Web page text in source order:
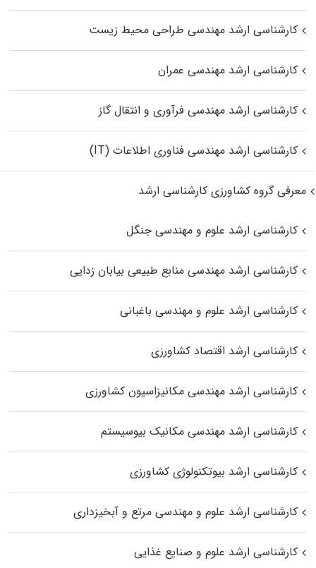
کارشناسی ارشد مهندسی طراحی محیط زیست
کارشناسی ارشد مهندسی عمران
کارشناسی ارشد مهندسی فرآوری و انتقال گاز
کارشناسی ارشد مهندسی فناوری اطلاعات (IT)
معرفی گروه کشاورزی کارشناسی ارشد
کارشناسی ارشد علوم و مهندسی جنگل
کارشناسی ارشد مهندسی منابع طبیعی بیابان زدایی
کارشناسی ارشد علوم و مهندسی باغبانی
کارشناسی ارشد اقتصاد کشاورزی
کارشناسی ارشد مهندسی مکانیزاسیون کشاورزی
کارشناسی ارشد مهندسی مکانیک بیوسیستم
کارشناسی ارشد بیوتکنولوژی کشاورزی
کارشناسی ارشد علوم و مهندسی مرتع و آبخیزداری
کارشناسی ارشد علوم و صنایع غذایی